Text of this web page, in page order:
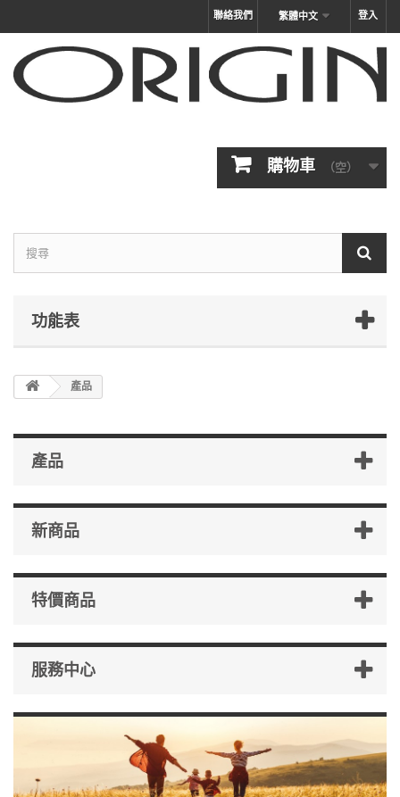
登入
繁體中文
聯絡我們
購物車 （空）
功能表
產品
產品
新商品
特價商品
服務中心